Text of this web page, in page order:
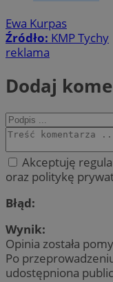
Ewa Kurpas
Źródło: KMP Tychy
reklama
Dodaj
Akceptuję
oraz politykę
Błąd:
Wynik:
Opinia została
Po
udostępniona